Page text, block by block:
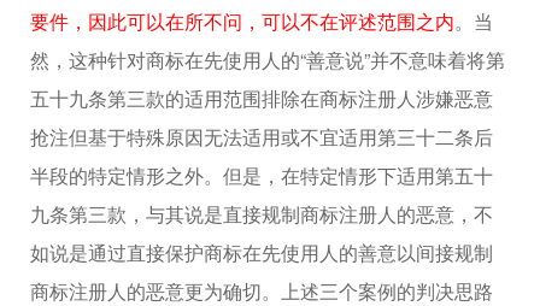
要件，因此可以在所不问，可以不在评述范围之内。当
然，这种针对商标在先使用人的“善意说”并不意味着将第
五十九条第三款的适用范围排除在商标注册人涉嫌恶意
抢注但基于特殊原因无法适用或不宜适用第三十二条后
半段的特定情形之外。但是，在特定情形下适用第五十
九条第三款，与其说是直接规制商标注册人的恶意，不
如说是通过直接保护商标在先使用人的善意以间接规制
商标注册人的恶意更为确切。上述三个案例的判决思路